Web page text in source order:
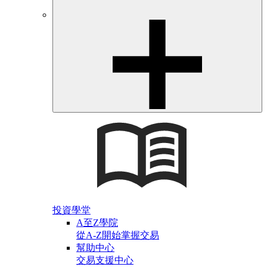
投資學堂
A至Z學院
從A-Z開始掌握交易
幫助中心
交易支援中心